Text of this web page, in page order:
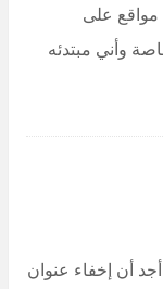
مواقع على
وأني مبتدئه
أن إخفاء عنوان